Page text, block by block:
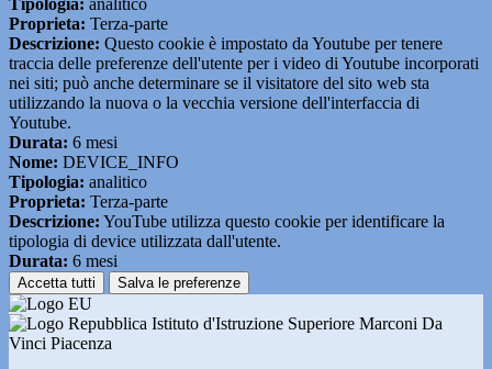
Tipologia: analitico
Proprieta: Terza-parte
Descrizione: Questo cookie è impostato da Youtube per tenere
traccia delle preferenze dell'utente per i video di Youtube incorporati
nei siti; può anche determinare se il visitatore del sito web sta
utilizzando la nuova o la vecchia versione dell'interfaccia di
Youtube.
Durata: 6 mesi
Nome: DEVICE_INFO
Tipologia: analitico
Proprieta: Terza-parte
Descrizione: YouTube utilizza questo cookie per identificare la
tipologia di device utilizzata dall'utente.
Durata: 6 mesi
Accetta tutti Salva le preferenze
Istituto d'Istruzione Superiore Marconi Da
Vinci Piacenza